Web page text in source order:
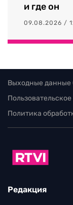
и где он
09.08.2026 /
Выходные данные
Политика
Редакция